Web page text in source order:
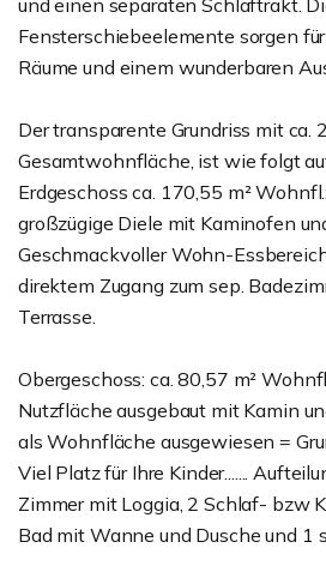
und einen separaten Schlaftrakt.
Fensterschiebeelemente sorgen
Räume und einem wunderbaren
Der transparente Grundriss mit ca.
Gesamtwohnfläche, ist wie folgt
Erdgeschoss ca. 170,55 m²
großzügige Diele mit Kaminofen
Geschmackvoller Wohn-
direktem Zugang zum sep.
Terrasse.
Obergeschoss: ca. 80,57 m²
Nutzfläche ausgebaut mit Kamin
als Wohnfläche ausgewiesen =
Viel Platz für Ihre Kinder.......
Zimmer mit Loggia, 2 Schlaf- bzw
Bad mit Wanne und Dusche und 1